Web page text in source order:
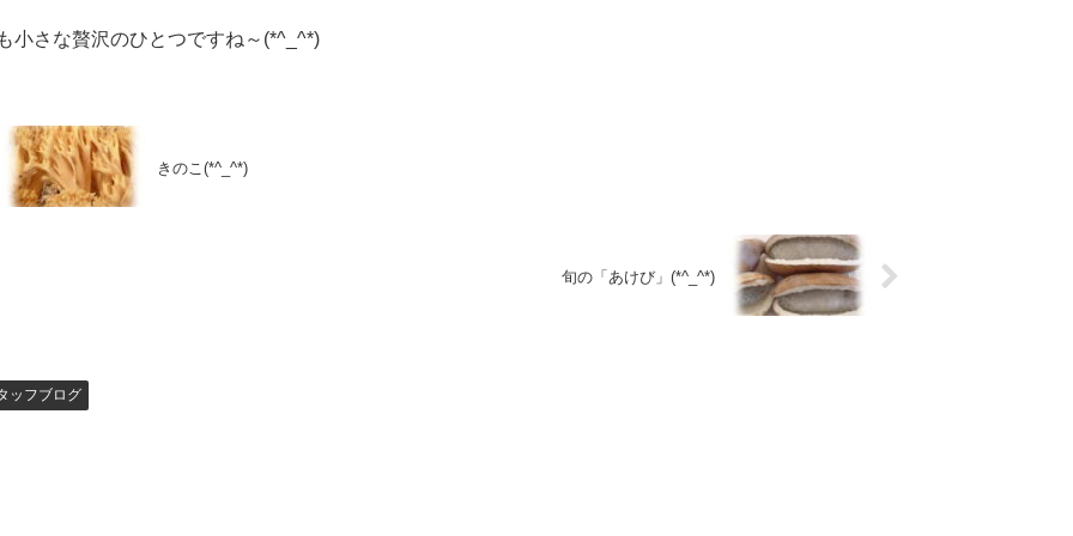
小さな贅沢のひとつですね～(*^_^*)
きのこ(*^_^*)
旬の「あけび」(*^_^*)
ッフブログ